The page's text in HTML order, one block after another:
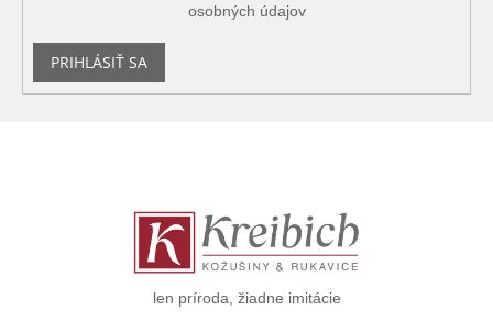
osobných údajov
PRIHLÁSIŤ SA
len príroda, žiadne imitácie